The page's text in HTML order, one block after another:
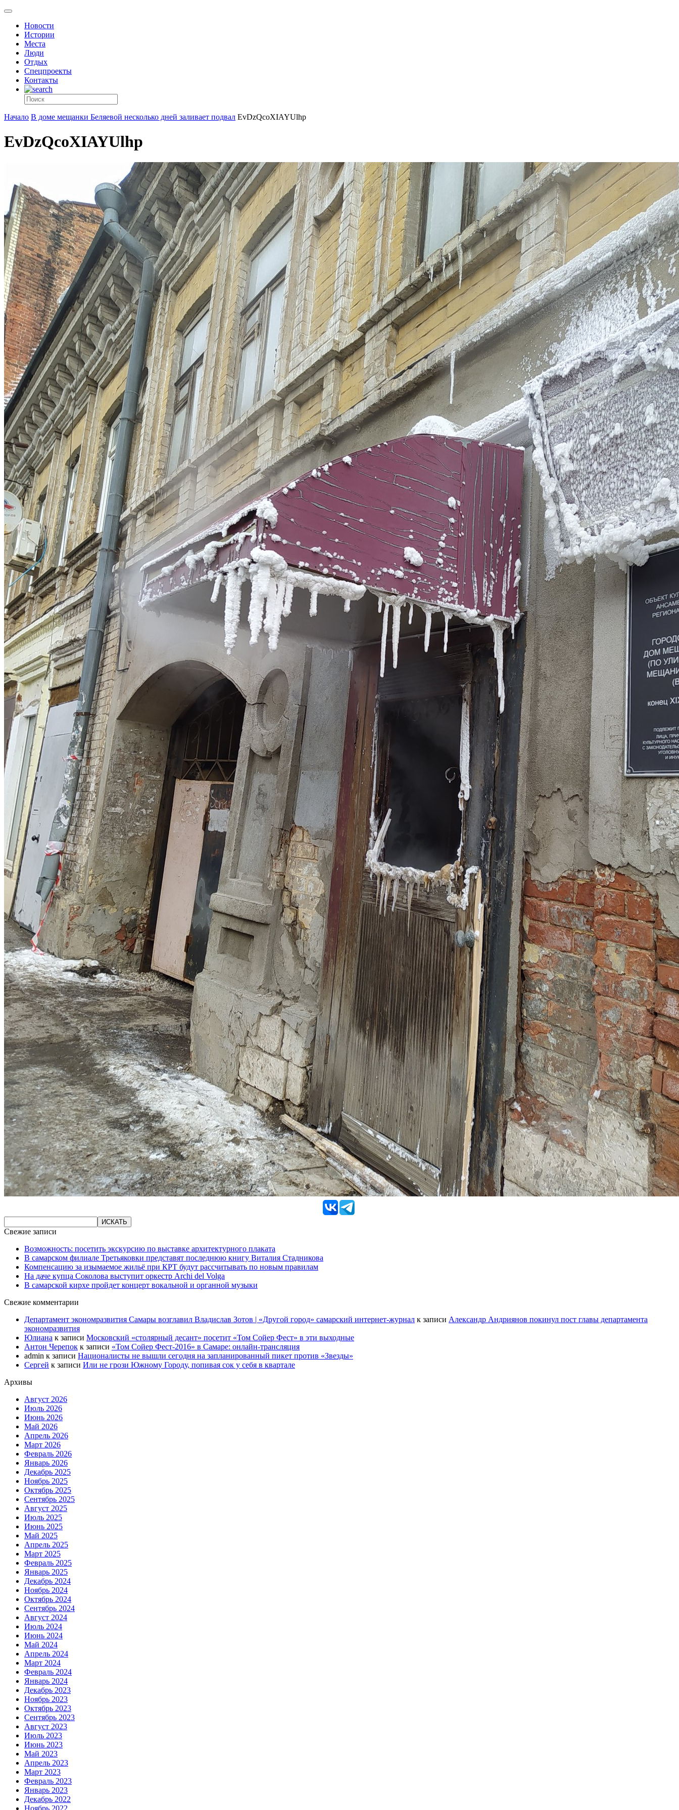
Новости
Истории
Места
Люди
Отдых
Спецпроекты
Контакты
Начало В доме мещанки Беляевой несколько дней заливает подвал EvDzQcoXIAYUlhp
EvDzQcoXIAYUlhp
Свежие записи
Возможность: посетить экскурсию по выставке архитектурного плаката
В самарском филиале Третьяковки представят последнюю книгу Виталия Стадникова
Компенсацию за изымаемое жильё при КРТ будут рассчитывать по новым правилам
На даче купца Соколова выступит оркестр Archi del Volga
В самарской кирхе пройдет концерт вокальной и органной музыки
Свежие комментарии
Департамент экономразвития Самары возглавил Владислав Зотов | «Другой город» самарский интернет-журнал к записи Александр Андриянов покинул пост главы департамента
экономразвития
Юлиана к записи Московский «столярный десант» посетит «Том Сойер Фест» в эти выходные
Антон Черепок к записи «Том Сойер Фест-2016» в Самаре: онлайн-трансляция
admin к записи Националисты не вышли сегодня на запланированный пикет против «Звезды»
Сергей к записи Или не грози Южному Городу, попивая сок у себя в квартале
Архивы
Август 2026
Июль 2026
Июнь 2026
Май 2026
Апрель 2026
Март 2026
Февраль 2026
Январь 2026
Декабрь 2025
Ноябрь 2025
Октябрь 2025
Сентябрь 2025
Август 2025
Июль 2025
Июнь 2025
Май 2025
Апрель 2025
Март 2025
Февраль 2025
Январь 2025
Декабрь 2024
Ноябрь 2024
Октябрь 2024
Сентябрь 2024
Август 2024
Июль 2024
Июнь 2024
Май 2024
Апрель 2024
Март 2024
Февраль 2024
Январь 2024
Декабрь 2023
Ноябрь 2023
Октябрь 2023
Сентябрь 2023
Август 2023
Июль 2023
Июнь 2023
Май 2023
Апрель 2023
Март 2023
Февраль 2023
Январь 2023
Декабрь 2022
Ноябрь 2022